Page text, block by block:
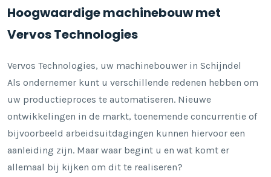
Hoogwaardige machinebouw met
Vervos Technologies
Vervos Technologies, uw machinebouwer in Schijndel
Als ondernemer kunt u verschillende redenen hebben om
uw productieproces te automatiseren. Nieuwe
ontwikkelingen in de markt, toenemende concurrentie of
bijvoorbeeld arbeidsuitdagingen kunnen hiervoor een
aanleiding zijn. Maar waar begint u en wat komt er
allemaal bij kijken om dit te realiseren?